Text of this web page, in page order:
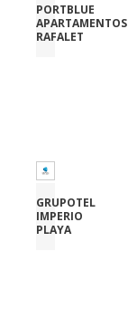
PORTBLUE
APARTAMENTOS
RAFALET
GRUPOTEL
IMPERIO
PLAYA